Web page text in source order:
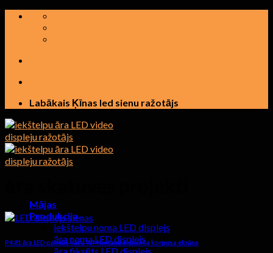
Pāriet
Labākais Ķīnas led sienu ražotājs
Mājas
Produkcija
iekštelpu noma LED displejs
āra noma LED displejs
P4.81 āra LED panelis vācu WM liešanā alumīnija korpusa ekrāna